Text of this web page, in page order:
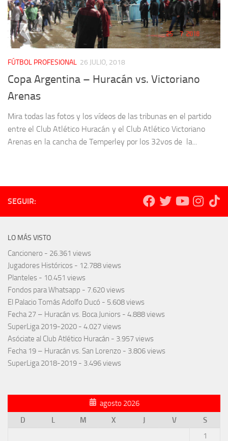
FÚTBOL PROFESIONAL 26 JULIO, 2018
Copa Argentina – Huracán vs. Victoriano
Arenas
Mira todas las fotos y los vídeos de las tribunas en el partido
entre el Club Atlético Huracán y el Club Atlético Victoriano
Arenas en la cancha de Temperley por los 32vos de la...
SEGUIR:
LO MÁS VISTO
Cancionero - 26.361 views
Jugadores Históricos - 12.788 views
Planteles - 10.451 views
Fondos para Whatsapp - 7.620 views
El Palacio Tomás Adolfo Ducó - 5.608 views
Fecha 27 – Huracán vs. Boca Juniors - 4.888 views
SuperLiga 2019-2020 - 4.027 views
Asóciate al Club Atlético Huracán - 3.957 views
Fecha 19 – Huracán vs. San Lorenzo - 3.806 views
SuperLiga 2018-2019 - 3.496 views
agosto 2026
D
L M X J V
S
1